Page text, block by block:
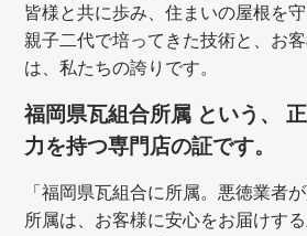
皆様と共に歩み、住まいの屋根を
親子二代で培ってきた技術と、お
は、私たちの誇りです。
福岡県瓦組合所属 という、
力を持つ専門店の証です。
「福岡県瓦組合に所属。悪徳業者
所属は、お客様に安心をお届けす